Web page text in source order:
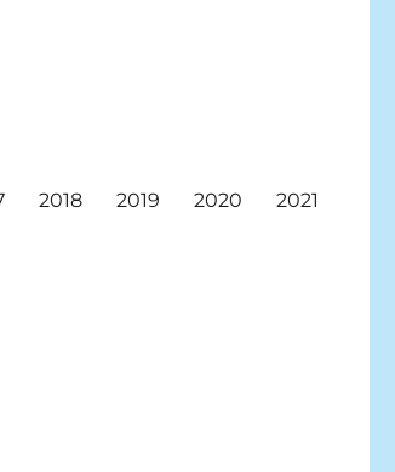
2018 2019 2020 2021